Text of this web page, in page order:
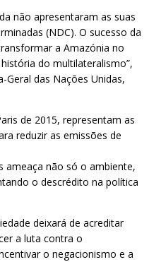
não apresentaram as suas
(NDC). O sucesso da
a Amazónia no
do multilateralismo”,
Geral das Nações Unidas,
de 2015, representam as
reduzir as emissões de
ameaça não só o ambiente,
o descrédito na política
deixará de acreditar
a luta contra o
o negacionismo e a